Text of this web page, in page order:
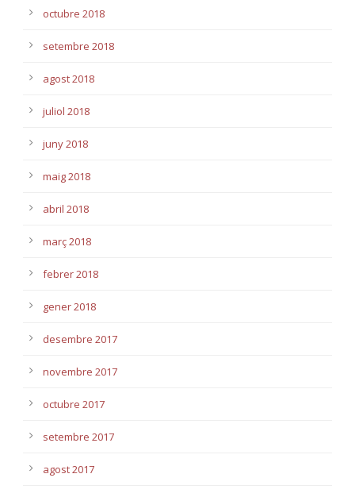
octubre 2018
setembre 2018
agost 2018
juliol 2018
juny 2018
maig 2018
abril 2018
març 2018
febrer 2018
gener 2018
desembre 2017
novembre 2017
octubre 2017
setembre 2017
agost 2017